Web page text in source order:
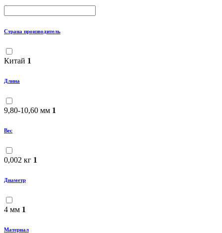
Страна производитель
Китай 1
Длина
9,80-10,60 мм 1
Вес
0,002 кг 1
Диаметр
4 мм 1
Материал